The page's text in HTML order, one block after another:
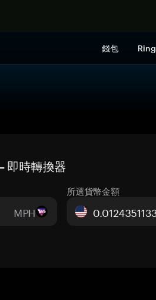
錢包 Ring
即時轉換器
MPH
所選貨幣金額